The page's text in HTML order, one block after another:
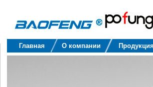
Baofeng
Главная О компании Продукция